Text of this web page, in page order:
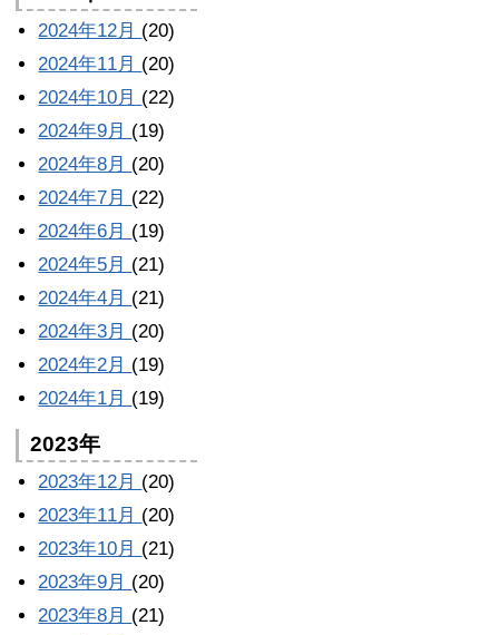
2024年12月 (20)
2024年11月 (20)
2024年10月 (22)
2024年9月 (19)
2024年8月 (20)
2024年7月 (22)
2024年6月 (19)
2024年5月 (21)
2024年4月 (21)
2024年3月 (20)
2024年2月 (19)
2024年1月 (19)
2023年
2023年12月 (20)
2023年11月 (20)
2023年10月 (21)
2023年9月 (20)
2023年8月 (21)